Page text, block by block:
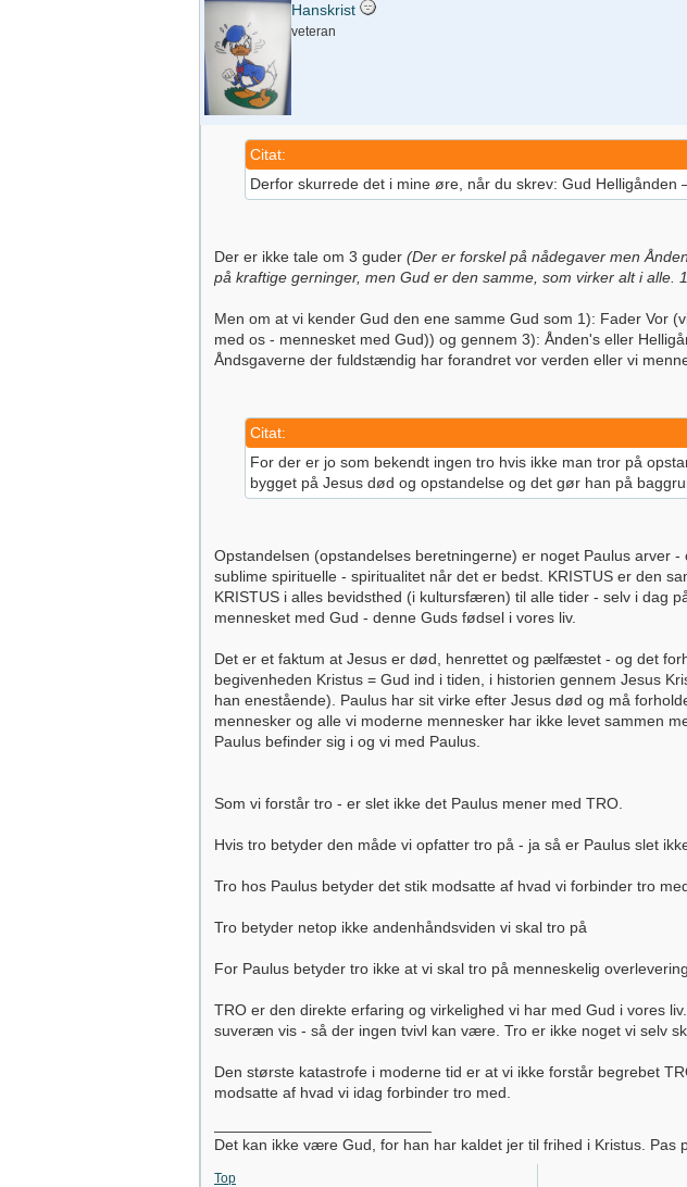
Hanskrist
veteran
Citat:
Derfor skurrede det i mine øre, når du skrev: Gud
Der er ikke tale om 3 guder (Der er forskel på nådegaver men
på kraftige gerninger, men Gud er den samme, som virker alt i alle.
Men om at vi kender Gud den ene samme Gud som 1): Fader Vor
med os - mennesket med Gud)) og gennem 3): Ånden's eller
Åndsgaverne der fuldstændig har forandret vor verden eller vi
Citat:
For der er jo som bekendt ingen tro hvis ikke man tror på
bygget på Jesus død og opstandelse og det gør han på
Opstandelsen (opstandelses beretningerne) er noget Paulus arver
sublime spirituelle - spiritualitet når det er bedst. KRISTUS er den
KRISTUS i alles bevidsthed (i kultursfæren) til alle tider - selv i dag
mennesket med Gud - denne Guds fødsel i vores liv.
Det er et faktum at Jesus er død, henrettet og pælfæstet - og det
begivenheden Kristus = Gud ind i tiden, i historien gennem Jesus
han enestående). Paulus har sit virke efter Jesus død og må
mennesker og alle vi moderne mennesker har ikke levet sammen
Paulus befinder sig i og vi med Paulus.
Som vi forstår tro - er slet ikke det Paulus mener med TRO.
Hvis tro betyder den måde vi opfatter tro på - ja så er Paulus slet
Tro hos Paulus betyder det stik modsatte af hvad vi forbinder tro
Tro betyder netop ikke andenhåndsviden vi skal tro på
For Paulus betyder tro ikke at vi skal tro på menneskelig overlevering.
TRO er den direkte erfaring og virkelighed vi har med Gud i vores
suveræn vis - så der ingen tvivl kan være. Tro er ikke noget vi selv
Den største katastrofe i moderne tid er at vi ikke forstår begrebet
modsatte af hvad vi idag forbinder tro med.
Det kan ikke være Gud, for han har kaldet jer til frihed i Kristus. Pas
Top